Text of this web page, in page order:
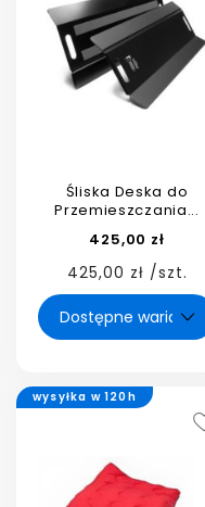
Śliska Deska do
Przemieszczania...
425,00 zł
425,00 zł /szt.
wysyłka w 120h